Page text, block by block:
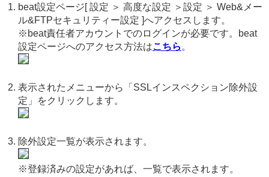
beat設定ページ[ 設定 ＞ 高度な設定 ＞設定 ＞ Web&メー
ル&FTPセキュリティー設定 ]へアクセスします。
※beat責任者アカウントでのログインが必要です。beat
設定ページへのアクセス方法はこちら 。
表示されたメニューから「SSLインスペクション除外設
定」をクリックします。
除外設定一覧が表示されます。
※登録済みの設定があれば、一覧で表示されます。